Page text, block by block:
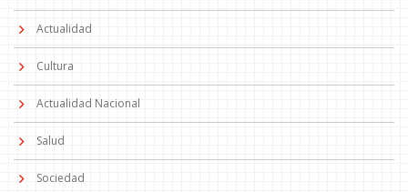
Actualidad
Cultura
Actualidad Nacional
Salud
Sociedad